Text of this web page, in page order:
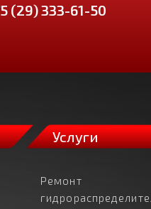
(29) 333-61-50
Услуги
Ремонт